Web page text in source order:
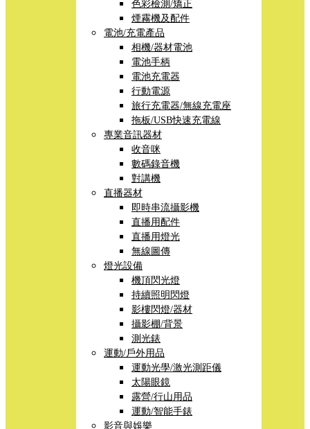
色彩檢測/矯正
煙霧機及配件
電池/充電產品
相機/器材電池
電池手柄
電池充電器
行動電源
旅行充電器/無線充電座
拖板/USB快速充電線
專業音訊器材
收音咪
數碼錄音機
對講機
直播器材
即時串流攝影機
直播用配件
直播用燈光
無線圖傳
燈光設備
機頂閃光燈
持續照明閃燈
影樓閃燈/器材
攝影棚/背景
測光錶
運動/戶外用品
運動光學/激光測距儀
太陽眼鏡
露營/行山用品
運動/智能手錶
影音與娛樂